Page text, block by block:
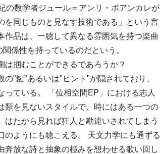
の数学者ジュール＝アンリ・ポアンカレが
を同じものと見なす技術である」という言
作品は、一聴して異なる雰囲気を持つ楽曲
係性を持っているのだという。
掴むことができるであろうか？
"鍵"あるいは"ヒント"が隠されており、
ている。 「位相空間EP」における志人
類を見ないスタイルで、時にはある一つの
たから見れば狂人と勘違いされてしまう
のようにも聴こえる。 天文力学にも通ずる
奔放な詩と抽象の極みを想わせる歌い回し